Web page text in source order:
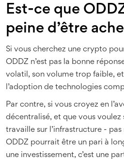
Est-ce que
peine d’être
Si vous cherchez une crypto
ODDZ n’est pas la bonne
volatil, son volume trop faible,
l’adoption de technologies
Par contre, si vous croyez en
décentralisé, et que vous
travaille sur l’infrastructure -
ODDZ pourrait être un pari à
une investissement, c’est une